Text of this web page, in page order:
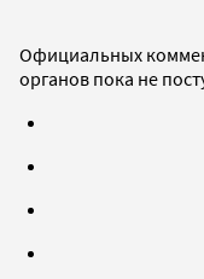
Официальных
органов пока не